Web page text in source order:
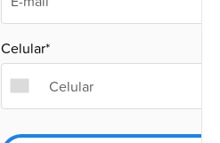
Celular*